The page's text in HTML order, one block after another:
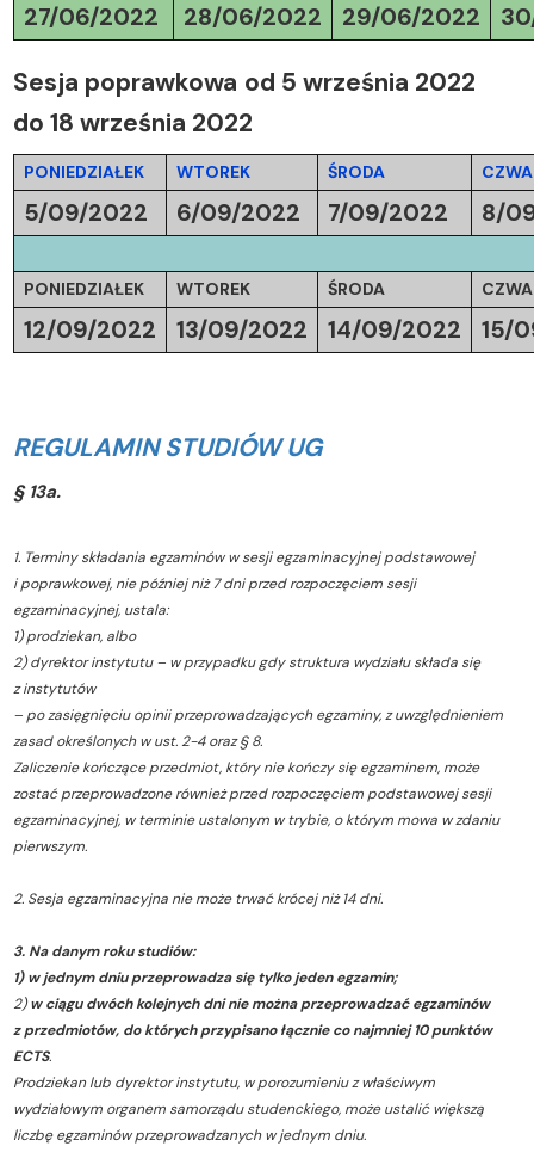
27/06/2022 28/06/2022 29/06/2022
Sesja poprawkowa od 5 września 2022
do 18 września 2022
PONIEDZIAŁEK WTOREK ŚRODA
5/09/2022 6/09/2022 7/09/2022 8/
PONIEDZIAŁEK WTOREK ŚRODA
12/09/2022 13/09/2022 14/09/2022 15/
REGULAMIN STUDIÓW UG
§ 13a.
1. Terminy składania egzaminów w sesji egzaminacyjnej podstawowej
i poprawkowej, nie później niż 7 dni przed rozpoczęciem sesji
egzaminacyjnej, ustala:
1) prodziekan, albo
2) dyrektor instytutu – w przypadku gdy struktura wydziału składa się
z instytutów
– po zasięgnięciu opinii przeprowadzających egzaminy, z uwzględnieniem
zasad określonych w ust. 2-4 oraz § 8.
Zaliczenie kończące przedmiot, który nie kończy się egzaminem, może
zostać przeprowadzone również przed rozpoczęciem podstawowej sesji
egzaminacyjnej, w terminie ustalonym w trybie, o którym mowa w zdaniu
pierwszym.
2. Sesja egzaminacyjna nie może trwać krócej niż 14 dni.
3. Na danym roku studiów:
1) w jednym dniu przeprowadza się tylko jeden egzamin;
2)w ciągu dwóch kolejnych dni nie można przeprowadzać egzaminów
z przedmiotów, do których przypisano łącznie co najmniej 10 punktów
ECTS.
Prodziekan lub dyrektor instytutu, w porozumieniu z właściwym
wydziałowym organem samorządu studenckiego, może ustalić większą
liczbę egzaminów przeprowadzanych w jednym dniu.